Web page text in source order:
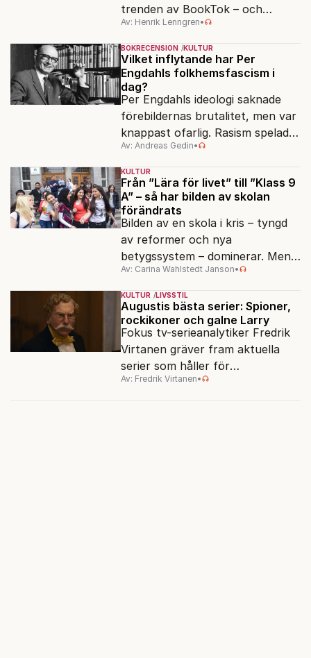
trenden av BookTok – och
förlagen följer efter.
Av: Henrik Lenngren•
BOKRECENSION KULTUR
Vilket inflytande har Per
Engdahls folkhemsfascism i
dag?
Per Engdahls ideologi saknade
förebildernas brutalitet, men var
knappast ofarlig. Rasism spelades
ned i förmån för "kultur". Känns
det igen?
Av: Andreas Gedin•
KULTUR
Från ”Lära för livet” till ”Klass 9
A” – så har bilden av skolan
förändrats
Bilden av en skola i kris – tyngd
av reformer och nya
betygssystem – dominerar. Men
vem äger berättelsen om skolan?
Av: Carina Wahlstedt Janson•
KULTUR LIVSSTIL
Augustis bästa serier: Spioner,
rockikoner och galne Larry
Fokus tv-serieanalytiker Fredrik
Virtanen gräver fram aktuella
serier som håller för
augustisoffan – när
Av: Fredrik Virtanen•